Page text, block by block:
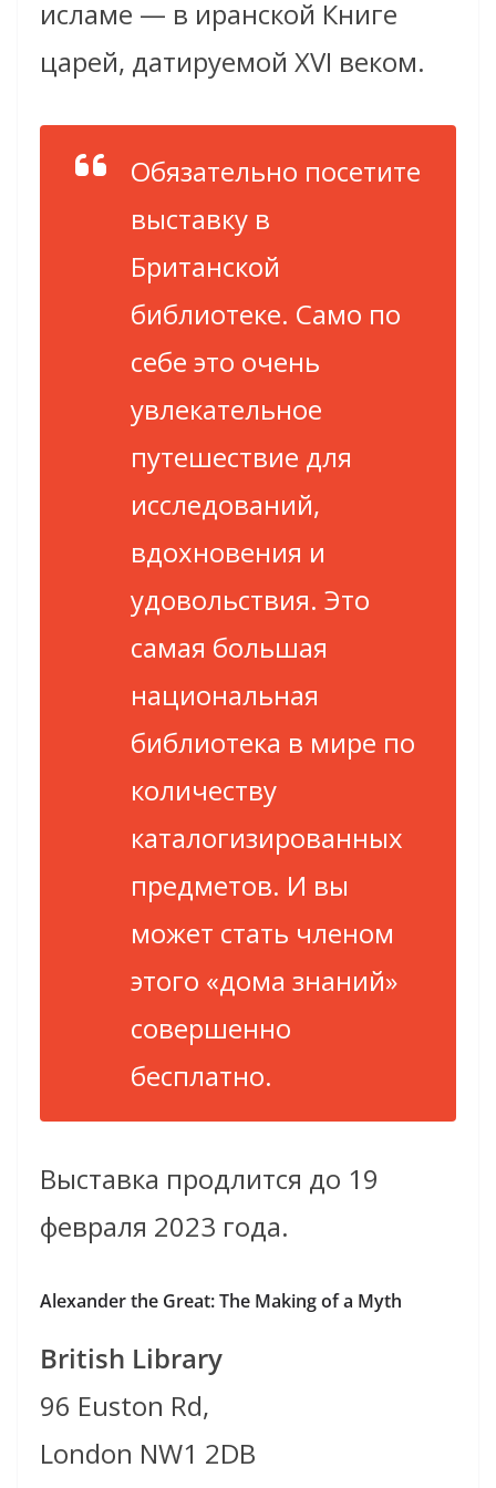
исламе — в иранской Книге
царей, датируемой XVI веком.
Обязательно посетите
выставку в
Британской
библиотеке. Само по
себе это очень
увлекательное
путешествие для
исследований,
вдохновения и
удовольствия. Это
самая большая
национальная
библиотека в мире по
количеству
каталогизированных
предметов. И вы
может стать членом
этого «дома знаний»
совершенно
бесплатно.
Выставка продлится до 19
февраля 2023 года.
Alexander the Great: The Making of a Myth
British Library
96 Euston Rd,
London NW1 2DB